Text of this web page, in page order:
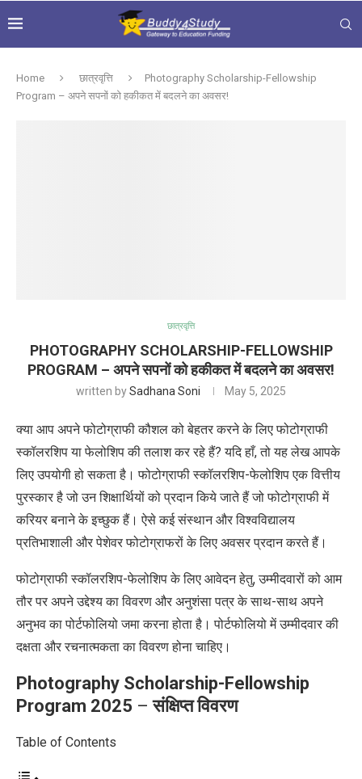
Home छात्रवृत्ति
Photography Scholarship-Fellowship
Program – अपने सपनों को हकीकत में बदलने का अवसर!
छात्रवृत्ति
PHOTOGRAPHY SCHOLARSHIP-FELLOWSHIP
PROGRAM – अपने सपनों को हकीकत में बदलने का अवसर!
written bySadhana Soni May 5, 2025
क्या आप अपने फोटोग्राफी कौशल को बेहतर करने के लिए फोटोग्राफी
स्कॉलरशिप या फेलोशिप की तलाश कर रहे हैं?यदि हाँ,तो यह लेख आपके
लिए उपयोगी हो सकता है। फोटोग्राफी स्कॉलरशिप-फेलोशिप एक वित्तीय
पुरस्कार है जो उन शिक्षार्थियों को प्रदान किये जाते हैं जो फोटोग्राफी में
करियर बनाने के इच्छुक हैं। ऐसे कई संस्थान और विश्वविद्यालय
प्रतिभाशाली और पेशेवर फोटोग्राफरों के लिए अवसर प्रदान करते हैं।
फोटोग्राफी स्कॉलरशिप-फेलोशिप के लिए आवेदन हेतु,उम्मीदवारों को आम
तौर पर अपने उद्देश्य का विवरण और अनुशंसा पत्र के साथ-साथ अपने
अनुभव का पोर्टफोलियो जमा करना होता है। पोर्टफोलियो में उम्मीदवार की
दक्षता और रचनात्मकता का विवरण होना चाहिए।
Photography Scholarship-Fellowship
Program 2025 –संक्षिप्त विवरण
Table of Contents